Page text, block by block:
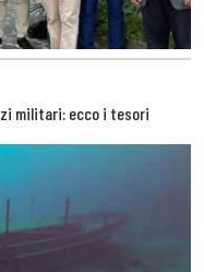
militari: ecco i tesori